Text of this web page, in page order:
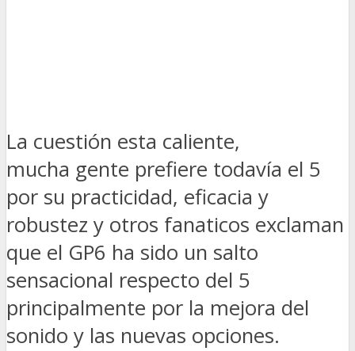
La cuestión esta caliente,
mucha gente prefiere todavía el 5
por su practicidad, eficacia y
robustez y otros fanaticos exclaman
que el GP6 ha sido un salto
sensacional respecto del 5
principalmente por la mejora del
sonido y las nuevas opciones.